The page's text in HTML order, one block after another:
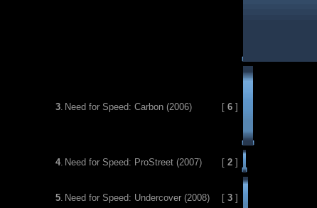
3. Need for Speed: Carbon (2006) [ 6]
4. Need for Speed: ProStreet (2007) [ 2]
5. Need for Speed: Undercover (2008) [ 3]